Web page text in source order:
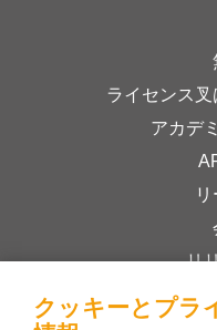
ライセンス
アカデ
リ
オン
クッキーとプラ